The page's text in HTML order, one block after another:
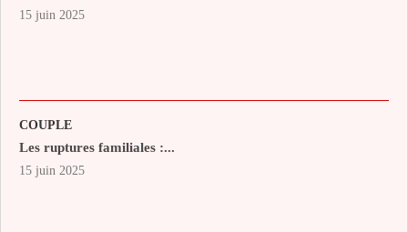
15 juin 2025
COUPLE
Les ruptures familiales :...
15 juin 2025